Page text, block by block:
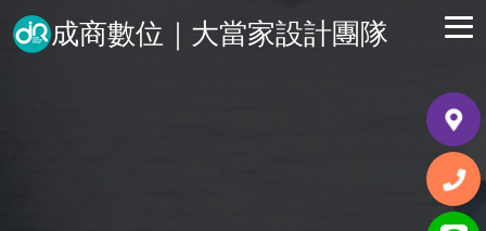
成商數位｜大當家設計團隊